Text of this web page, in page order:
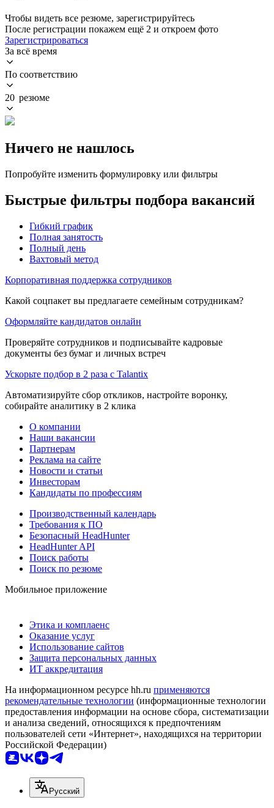
Чтобы видеть все резюме, зарегистрируйтесь
После регистрации покажем ещё 2 и откроем фото
Зарегистрироваться
За всё время
По соответствию
20 резюме
Ничего не нашлось
Попробуйте изменить формулировку или фильтры
Быстрые фильтры подбора вакансий
Гибкий график
Полная занятость
Полный день
Вахтовый метод
Корпоративная поддержка сотрудников
Какой соцпакет вы предлагаете семейным сотрудникам?
Оформляйте кандидатов онлайн
Проверяйте сотрудников и подписывайте кадровые
документы без бумаг и личных встреч
Ускорьте подбор в 2 раза с Talantix
Автоматизируйте сбор откликов, настройте воронку,
собирайте аналитику в 2 клика
О компании
Наши вакансии
Партнерам
Реклама на сайте
Новости и статьи
Инвесторам
Кандидаты по профессиям
Производственный календарь
Требования к ПО
Безопасный HeadHunter
HeadHunter API
Поиск работы
Поиск по резюме
Мобильное приложение
Этика и комплаенс
Оказание услуг
Использование сайтов
Защита персональных данных
ИТ аккредитация
На информационном ресурсе hh.ru применяются
рекомендательные технологии (информационные технологии
предоставления информации на основе сбора, систематизации
и анализа сведений, относящихся к предпочтениям
пользователей сети «Интернет», находящихся на территории
Российской Федерации)
Русский